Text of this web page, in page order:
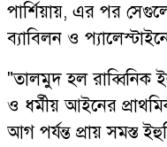
পার্শিয়ায়, এর পর
ব্যাবিলন ও
"তালমুদ হল রাব্বিনিক
ও ধর্মীয় আইনের
আগ পর্যন্ত প্রায় সমস্ত